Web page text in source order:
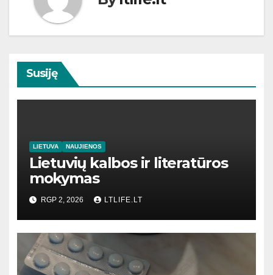
Susiję
LIETUVA NAUJIENOS
Lietuvių kalbos ir literatūros
mokymas
RGP 2, 2026 LTLIFE.LT